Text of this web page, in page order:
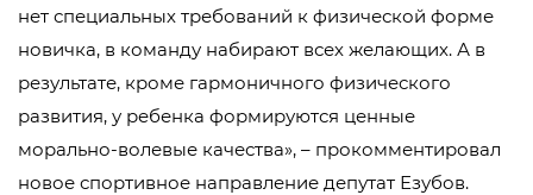
нет специальных требований к физической форме
новичка, в команду набирают всех желающих. А в
результате, кроме гармоничного физического
развития, у ребенка формируются ценные
морально-волевые качества», – прокомментировал
новое спортивное направление депутат Езубов.